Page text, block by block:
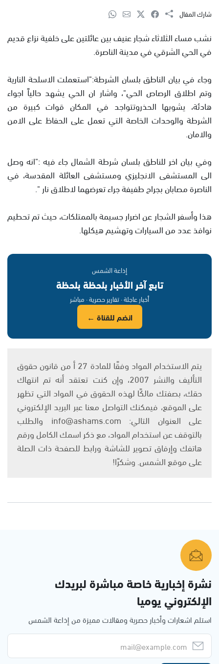
شارك المقال
نشب مساء الثلاثاء شجار عنيف بين عائلتين على خلفية نزاع قديم
في الحي الشرقي في مدينة الناصرة.
وجاء في بيان الناطق بلسان الشرطة:"استعملت الاسلحة النارية
وتم اطلاق الرصاص الحي"، واشار ان الحي يشهد حالياً اجواء
هادئة، يشوبها الحذروتتواجد في المكان قوات كبيرة من
الشرطة والوحدات الخاصة التي تعمل على الحفاظ على الامن
والامان.
وفي بيان اخر للناطق بلسان شرطة الشمال جاء فيه :"انه وصل
الى المستشفى الانجليزي ومستشفى العائلة المقدسة، في
الناصرة مصابان بجراح طفيفة جراء تعرضهما لاطلاق نار ".
هذا وأسفر الشجار عن اضرار جسيمة بالممتلكات، حيث تم تحطيم
نوافذ عدد من السيارات وتهشيم هيكلها.
إذاعة الشمس
تابع آخر الأخبار بلحظة بلحظة
أخبار عاجلة · تقارير حصرية · مباشر
انضم للقناة ←
يتم الاستخدام المواد وفقًا للمادة 27 أ من قانون حقوق
التأليف والنشر 2007، وإن كنت تعتقد أنه تم انتهاك
حقك، بصفتك مالكًا لهذه الحقوق في المواد التي تظهر
على الموقع، فيمكنك التواصل معنا عبر البريد الإلكتروني
على العنوان التالي: info@ashams.com والطلب
بالتوقف عن استخدام المواد، مع ذكر اسمك الكامل ورقم
هاتفك وإرفاق تصوير للشاشة ورابط للصفحة ذات الصلة
على موقع الشمس. وشكرًا!
نشرة إخبارية خاصة مباشرة لبريدك
الإلكتروني يوميا
استلم اشعارات وأخبار حصرية ومقالات مميزة من إذاعة الشمس